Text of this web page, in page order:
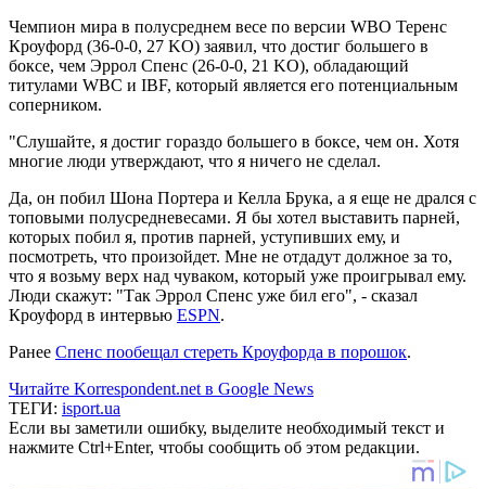
Чемпион мира в полусреднем весе по версии WBO Теренс
Кроуфорд (36-0-0, 27 KO) заявил, что достиг большего в
боксе, чем Эррол Спенс (26-0-0, 21 KO), обладающий
титулами WBC и IBF, который является его потенциальным
соперником.
"Слушайте, я достиг гораздо большего в боксе, чем он. Хотя
многие люди утверждают, что я ничего не сделал.
Да, он побил Шона Портера и Келла Брука, а я еще не дрался с
топовыми полусредневесами. Я бы хотел выставить парней,
которых побил я, против парней, уступивших ему, и
посмотреть, что произойдет. Мне не отдадут должное за то,
что я возьму верх над чуваком, который уже проигрывал ему.
Люди скажут: "Так Эррол Спенс уже бил его", - сказал
Кроуфорд в интервью ESPN.
Ранее Спенс пообещал стереть Кроуфорда в порошок.
Читайте Korrespondent.net в Google News
ТЕГИ: isport.ua
Если вы заметили ошибку, выделите необходимый текст и
нажмите Ctrl+Enter, чтобы сообщить об этом редакции.